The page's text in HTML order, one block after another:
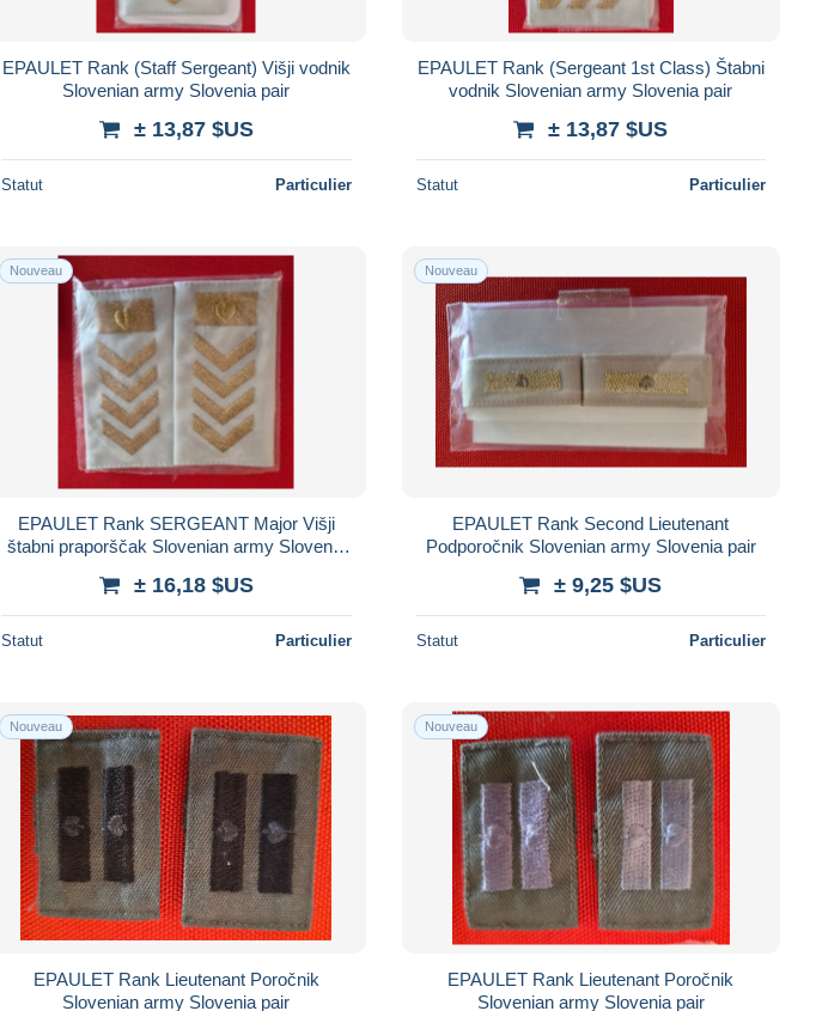
EPAULET Rank (Staff Sergeant) Višji vodnik
Slovenian army Slovenia pair
± 13,87 $US
Statut Particulier
EPAULET Rank (Sergeant 1st Class) Štabni
vodnik Slovenian army Slovenia pair
± 13,87 $US
Statut Particulier
Nouveau
EPAULET Rank SERGEANT Major Višji
štabni praporščak Slovenian army Slovenia
± 16,18 $US
Statut Particulier
Nouveau
EPAULET Rank Second Lieutenant
Podporočnik Slovenian army Slovenia pair
± 9,25 $US
Statut Particulier
Nouveau
EPAULET Rank Lieutenant Poročnik
Slovenian army Slovenia pair
Nouveau
EPAULET Rank Lieutenant Poročnik
Slovenian army Slovenia pair